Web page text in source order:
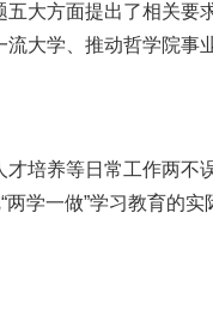
大方面提出了相关要
大学、推动哲学院事
培养等日常工作两不
学一做”学习教育的